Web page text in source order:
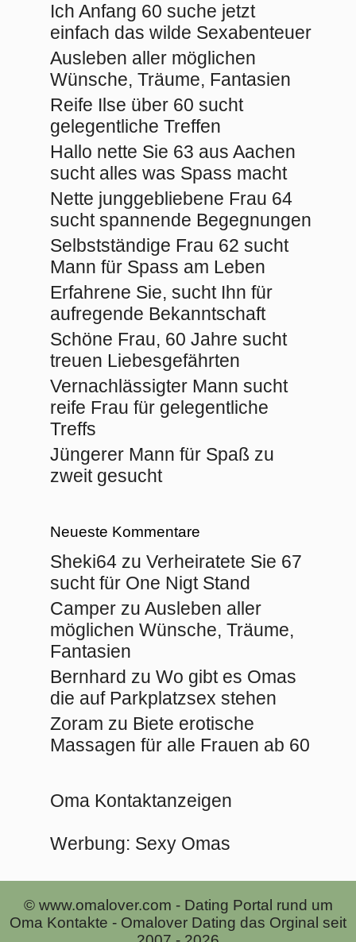
Ich Anfang 60 suche jetzt
einfach das wilde Sexabenteuer
Ausleben aller möglichen
Wünsche, Träume, Fantasien
Reife Ilse über 60 sucht
gelegentliche Treffen
Hallo nette Sie 63 aus Aachen
sucht alles was Spass macht
Nette junggebliebene Frau 64
sucht spannende Begegnungen
Selbstständige Frau 62 sucht
Mann für Spass am Leben
Erfahrene Sie, sucht Ihn für
aufregende Bekanntschaft
Schöne Frau, 60 Jahre sucht
treuen Liebesgefährten
Vernachlässigter Mann sucht
reife Frau für gelegentliche
Treffs
Jüngerer Mann für Spaß zu
zweit gesucht
Neueste Kommentare
Sheki64 zu Verheiratete Sie 67
sucht für One Nigt Stand
Camper zu Ausleben aller
möglichen Wünsche, Träume,
Fantasien
Bernhard zu Wo gibt es Omas
die auf Parkplatzsex stehen
Zoram zu Biete erotische
Massagen für alle Frauen ab 60
Oma Kontaktanzeigen
Werbung: Sexy Omas
© www.omalover.com - Dating Portal rund um
Oma Kontakte - Omalover Dating das Orginal seit